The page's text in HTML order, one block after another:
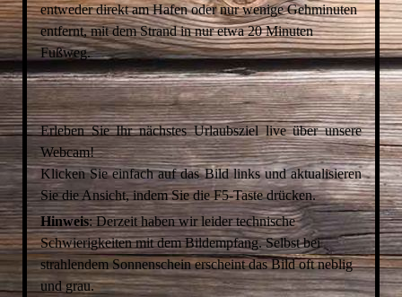
entweder direkt am Hafen oder nur wenige Gehminuten
entfernt, mit dem Strand in nur etwa 20 Minuten
Fußweg.
Erleben Sie Ihr nächstes Urlaubsziel live über unsere
Webcam!
Klicken Sie einfach auf das Bild links und aktualisieren
Sie die Ansicht, indem Sie die F5-Taste drücken.
Hinweis: Derzeit haben wir leider technische
Schwierigkeiten mit dem Bildempfang. Selbst bei
strahlendem Sonnenschein erscheint das Bild oft neblig
und grau.